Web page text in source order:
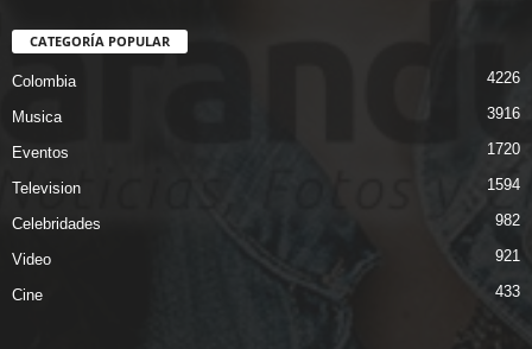
CATEGORÍA POPULAR
Colombia 4226
Musica 3916
Eventos 1720
Television 1594
Celebridades 982
Video 921
Cine 433